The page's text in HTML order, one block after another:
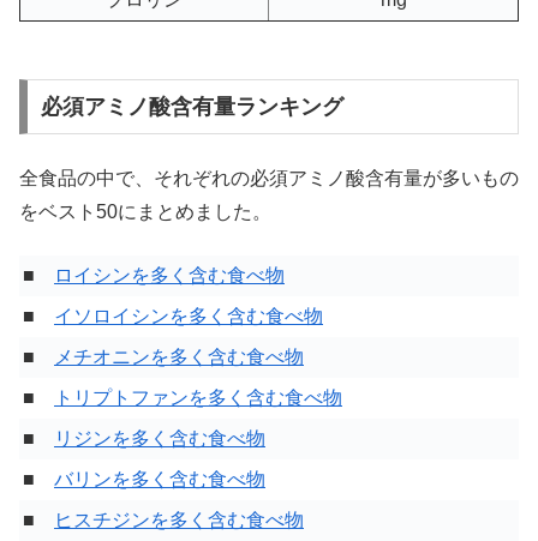
必須アミノ酸含有量ランキング
全食品の中で、それぞれの必須アミノ酸含有量が多いもの
をベスト50にまとめました。
■
ロイシンを多く含む食べ物
■ イソロイシンを多く含む食べ物
■
メチオニンを多く含む食べ物
■
トリプトファンを多く含む食べ物
■
リジンを多く含む食べ物
■ バリンを多く含む食べ物
■
ヒスチジンを多く含む食べ物